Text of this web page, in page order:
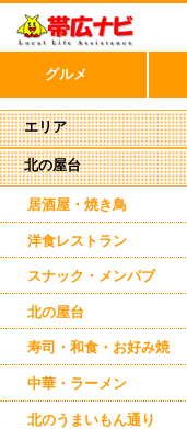
北の屋台
居酒屋・焼き鳥
洋食レストラン
スナック・メンパブ
北の屋台
寿司・和食・お好み焼
中華・ラーメン
北のうまいもん通り
エリア
帯広市
駅周辺
グルメ